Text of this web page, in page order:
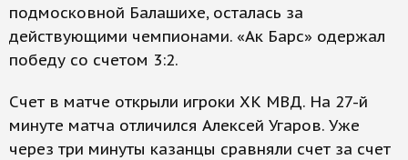
подмосковной Балашихе, осталась за
действующими чемпионами. «Ак Барс» одержал
победу со счетом 3:2.
Счет в матче открыли игроки ХК МВД. На 27-й
минуте матча отличился Алексей Угаров. Уже
через три минуты казанцы сравняли счет за счет